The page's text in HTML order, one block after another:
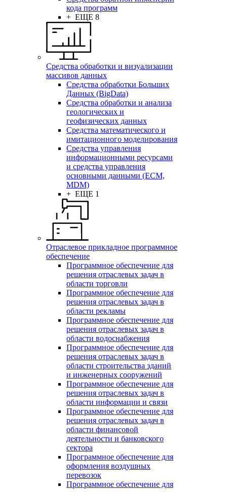
кода программ
+ ЕЩЕ 8
Средства обработки и визуализации
массивов данных
Средства обработки Больших
Данных (BigData)
Средства обработки и анализа
геологических и
геофизических данных
Средства математического и
имитационного моделирования
Средства управления
информационными ресурсами
и средства управления
основными данными (ECM,
MDM)
+ ЕЩЕ 1
Отраслевое прикладное программное
обеспечение
Программное обеспечение для
решения отраслевых задач в
области торговли
Программное обеспечение для
решения отраслевых задач в
области рекламы
Программное обеспечение для
решения отраслевых задач в
области водоснабжения
Программное обеспечение для
решения отраслевых задач в
области строительства зданий
и инженерных сооружений
Программное обеспечение для
решения отраслевых задач в
области информации и связи
Программное обеспечение для
решения отраслевых задач в
области финансовой
деятельности и банковского
сектора
Программное обеспечение для
оформления воздушных
перевозок
Программное обеспечение для